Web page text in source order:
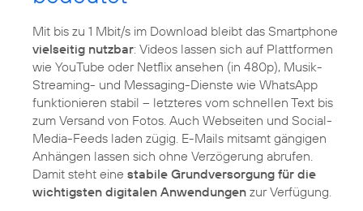
Mit bis zu 1 Mbit/s im Download bleibt das Smartphone
vielseitig nutzbar: Videos lassen sich auf Plattformen
wie YouTube oder Netflix ansehen (in 480p), Musik-
Streaming- und Messaging-Dienste wie WhatsApp
funktionieren stabil – letzteres vom schnellen Text bis
zum Versand von Fotos. Auch Webseiten und Social-
Media-Feeds laden zügig. E-Mails mitsamt gängigen
Anhängen lassen sich ohne Verzögerung abrufen.
Damit steht eine stabile Grundversorgung für die
wichtigsten digitalen Anwendungen zur Verfügung.